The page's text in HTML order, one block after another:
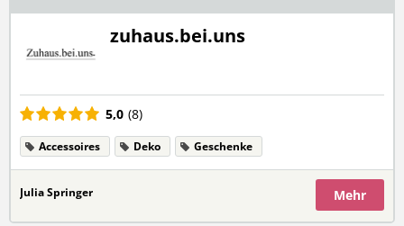
zuhaus.bei.uns
5,0 (8)
Accessoires Deko Geschenke
Julia Springer Mehr